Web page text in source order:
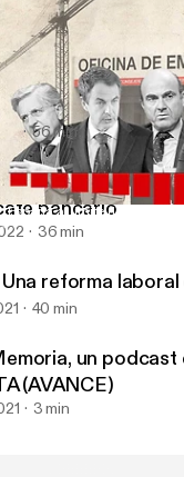
España al límite (I): la otra
Crisis de Memoria
al límite (II):
camino al
56 min
al límite (I):
bancario
36 min
reforma
40 min
un podcast
(AVANCE)
3 min